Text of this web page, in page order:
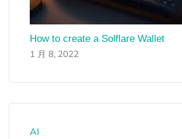
How to create a Solflare Wallet
1 月 8, 2022
AI